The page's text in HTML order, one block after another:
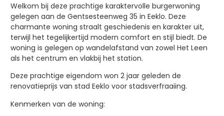
Welkom bij deze prachtige karaktervolle burgerwoning
gelegen aan de Gentsesteenweg 35 in Eeklo. Deze
charmante woning straalt geschiedenis en karakter uit,
terwijl het tegelijkertijd modern comfort en stijl biedt. De
woning is gelegen op wandelafstand van zowel Het Leen
als het centrum en vlakbij het station.
Deze prachtige eigendom won 2 jaar geleden de
renovatieprijs van stad Eeklo voor stadsverfraaiing.
Kenmerken van de woning: